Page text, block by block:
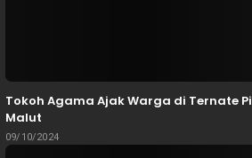
Tokoh Agama Ajak Warga di Ternate
Malut
09/10/2024